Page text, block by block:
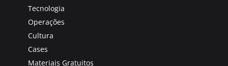
Tecnologia
Operações
Cultura
Cases
Materiais Gratuitos